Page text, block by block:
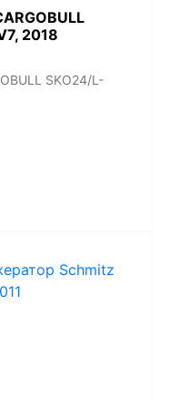
2018
SKO24/L-